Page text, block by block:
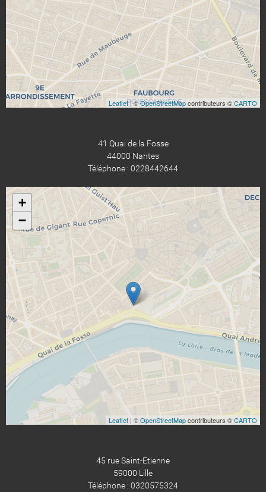
Leaflet| ©OpenStreetMapcontributeurs ©CARTO
41 Quai de la Fosse
44000 Nantes
Téléphone : 0228442644
+
−
Leaflet | ©OpenStreetMapcontributeurs ©CARTO
45 rue Saint-Etienne
59000 Lille
Téléphone : 0320575324